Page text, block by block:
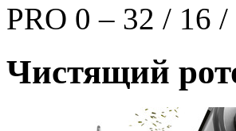
PRO 0 – 32 / 16
Чистящий